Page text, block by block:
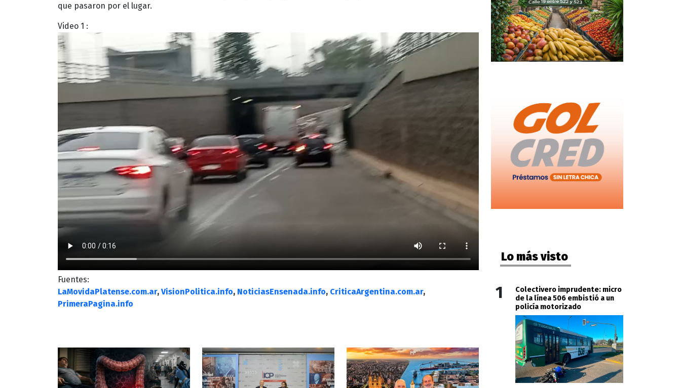
que pasaron por el lugar.
Video 1 :
Fuentes:
LaMovidaPlatense.com.ar, VisionPolitica.info, NoticiasEnsenada.info, CriticaArgentina.com.ar,
PrimeraPagina.info
Lo más visto
1
Colectivero imprudente: micro
de la línea 506 embistió a un
policía motorizado